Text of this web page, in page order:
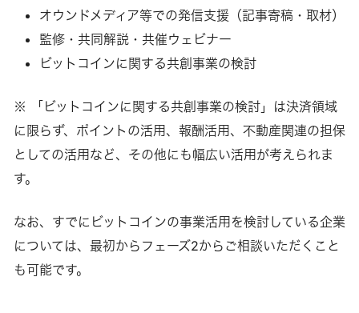
オウンドメディア等での発信支援（記事寄稿・取材）
監修・共同解説・共催ウェビナー
ビットコインに関する共創事業の検討
※ 「ビットコインに関する共創事業の検討」は決済領域
に限らず、ポイントの活用、報酬活用、不動産関連の担保
としての活用など、その他にも幅広い活用が考えられま
す。
なお、すでにビットコインの事業活用を検討している企業
については、最初からフェーズ2からご相談いただくこと
も可能です。